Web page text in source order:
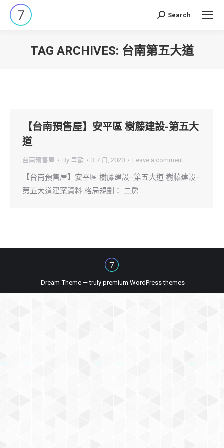
Search:
Search
TAG ARCHIVES: 台南第五大道
【台南預售屋】安平區 樹藤建設-第五大
道
台南預售屋 By 里歐 3 7 月, 2020 Leave a comment
【台南預售屋】安平區 樹藤建設–第五大道 樹藤建設–
第五大道建案資料 格局規劃： 二房…
Dream-Theme — truly premium WordPress themes